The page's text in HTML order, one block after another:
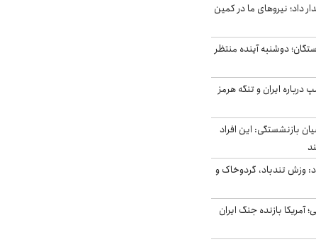
داد؛ نیروهای ما در کمین
دوشنبه آینده منتظر
ایران و تنگه هرمز
بازنشستگی: این افراد
وزش تندباد، گردوخاک و
آمریکا بازنده جنگ ایران